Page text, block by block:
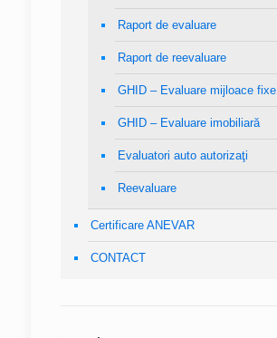
Raport de evaluare
Raport de reevaluare
GHID – Evaluare mijloace fixe
GHID – Evaluare imobiliară
Evaluatori auto autorizaţi
Reevaluare
Certificare ANEVAR
CONTACT